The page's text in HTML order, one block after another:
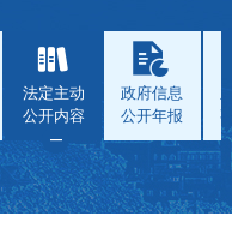
法定主动
公开内容
政府信息
公开年报